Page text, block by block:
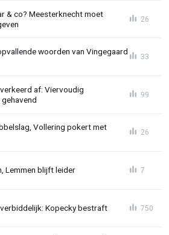
& co? Meesterknecht moet
26
woorden van Vingegaard
33
af: Viervoudig
99
Vollering pokert met
26
Lemmen blijft leider 7
Kopecky bestraft 750